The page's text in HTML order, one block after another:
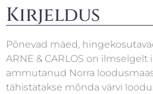
Kirjeldus
Põnevad mäed,
ARNE & CARLOS on
ammutanud Norra
tähistatakse mõnda värvi